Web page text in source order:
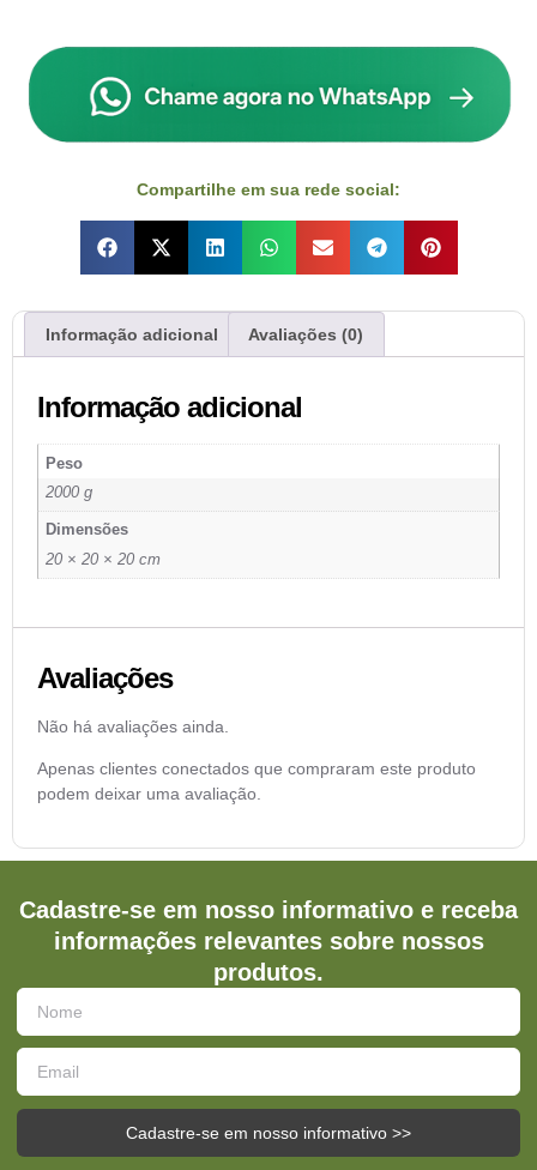
Compartilhe em sua rede social:
Informação adicional Avaliações (0)
Informação adicional
Peso
2000 g
Dimensões
20 × 20 × 20 cm
Avaliações
Não há avaliações ainda.
Apenas clientes conectados que compraram este produto
podem deixar uma avaliação.
Cadastre-se em nosso informativo e receba
informações relevantes sobre nossos
produtos.
Cadastre-se em nosso informativo >>